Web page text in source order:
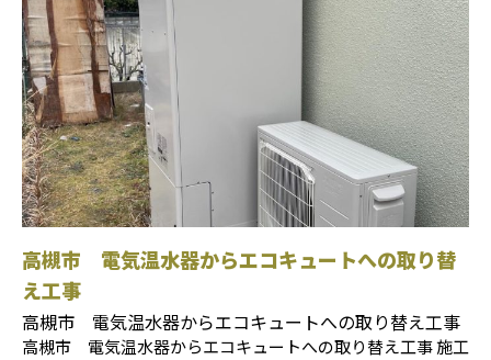
高槻市 電気温水器からエコキュートへの取り替
え工事
高槻市 電気温水器からエコキュートへの取り替え工事
高槻市 電気温水器からエコキュートへの取り替え工事 施工